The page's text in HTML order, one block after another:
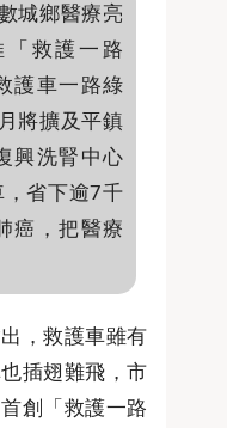
城鄉醫療亮
救護一路
護車一路綠
將擴及平鎮
興洗腎中心
省下逾7千
癌，把醫療
，救護車雖有
插翅難飛，市
創「救護一路